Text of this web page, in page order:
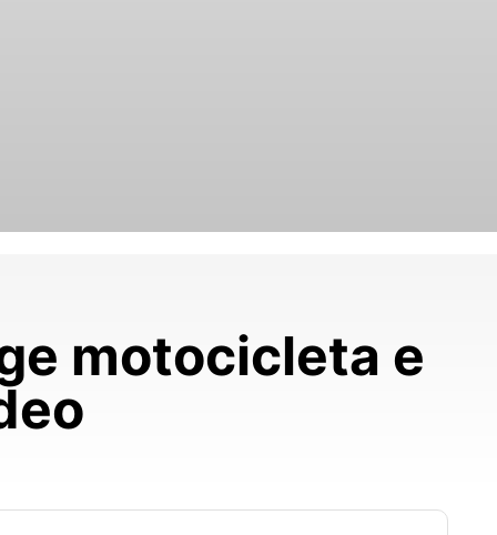
motocicleta e